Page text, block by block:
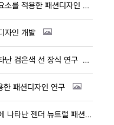
[21권3호] 지속가능한 디자인 요소를 적용한 패션디자인 개발
자인 개발
난 검은색 선 장식 연구
패션디자인 연구
[21권3호] 미국 팝 뮤직비디오에 나타난 젠더 뉴트럴 패션 특성